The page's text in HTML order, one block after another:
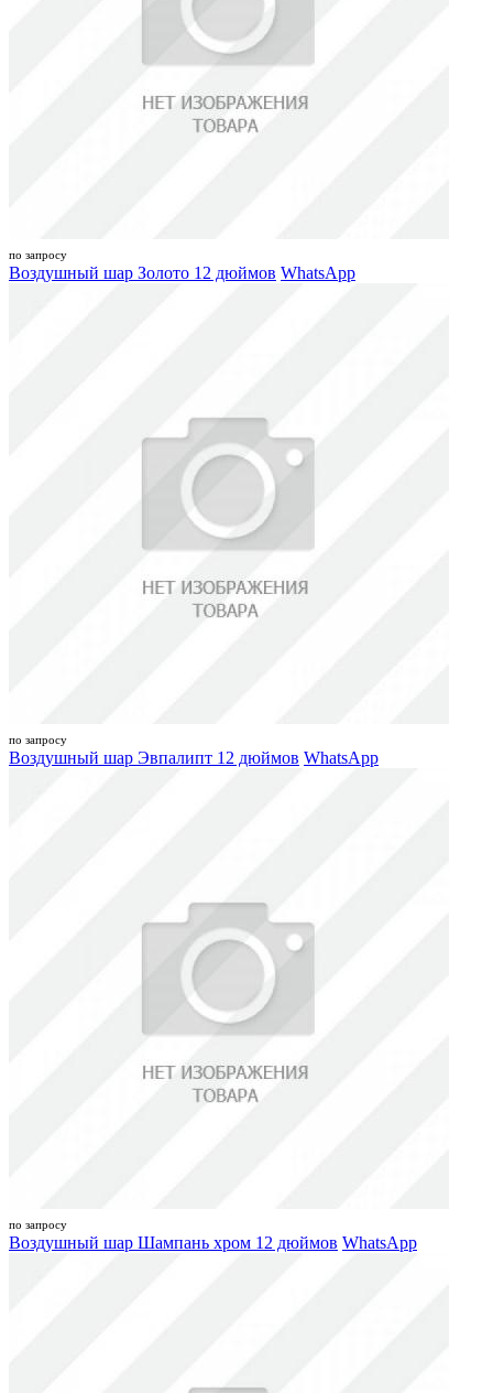
по запросу
Воздушный шар Золото 12 дюймов WhatsApp
по запросу
Воздушный шар Эвпалипт 12 дюймов WhatsApp
по запросу
Воздушный шар Шампань хром 12 дюймов WhatsApp